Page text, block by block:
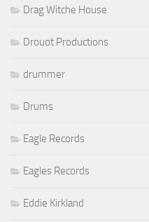
Drag Witche House
Drouot Productions
drummer
Drums
Eagle Records
Eagles Records
Eddie Kirkland